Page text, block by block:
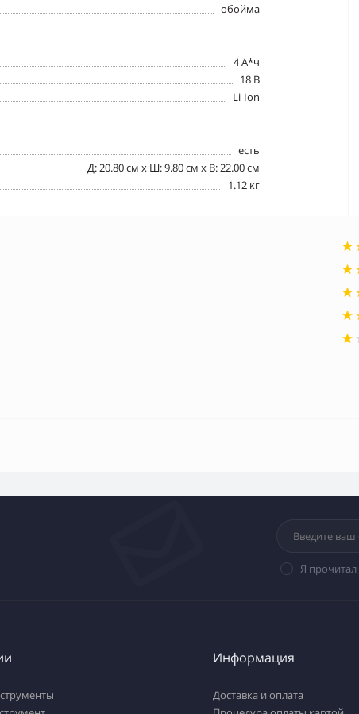
обойма
4 А*ч
18 В
Li-Ion
есть
Д: 20.80 см х Ш: 9.80 см x В: 22.00 см
1.12 кг
Я прочитал
Информация
Доставка и оплата